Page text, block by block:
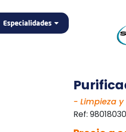
Especialidades
- Limpieza
Ref:98018030